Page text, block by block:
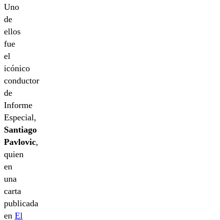
Uno
de
ellos
fue
el
icónico
conductor
de
Informe
Especial,
Santiago
Pavlovic,
quien
en
una
carta
publicada
en El